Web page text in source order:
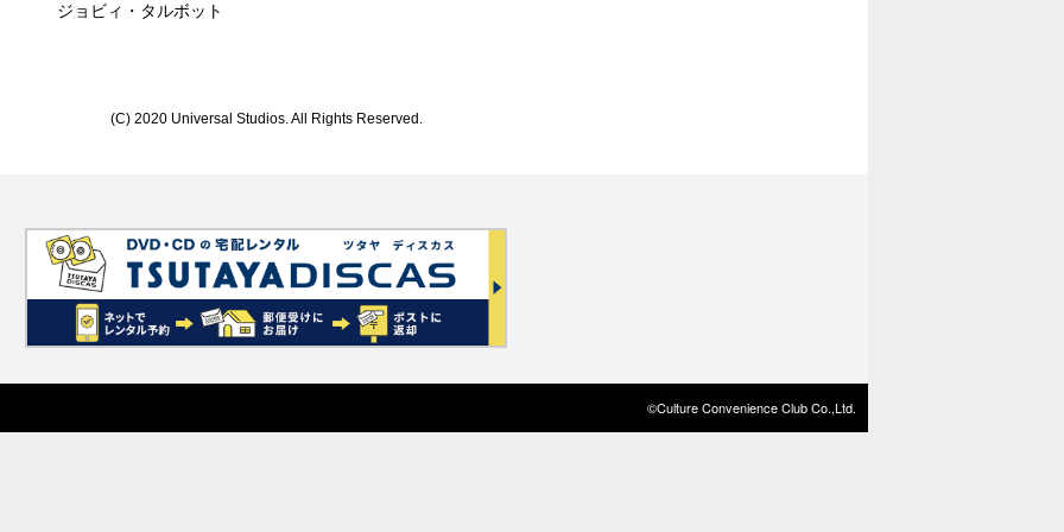
ジョビィ・タルボット
(C) 2020 Universal Studios. All Rights Reserved.
©Culture Convenience Club Co.,Ltd.